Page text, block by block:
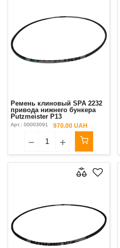
Ремень клиновый SPA 2232
привода нижнего бункера
Putzmeister P13
Арт.: 00003091 970.00 UAH